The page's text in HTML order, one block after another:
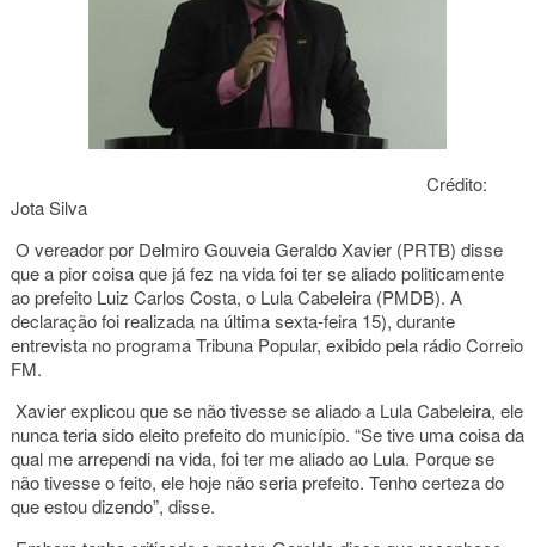
Crédito:
Jota Silva
O vereador por Delmiro Gouveia Geraldo Xavier (PRTB) disse
que a pior coisa que já fez na vida foi ter se aliado politicamente
ao prefeito Luiz Carlos Costa, o Lula Cabeleira (PMDB). A
declaração foi realizada na última sexta-feira 15), durante
entrevista no programa Tribuna Popular, exibido pela rádio Correio
FM.
Xavier explicou que se não tivesse se aliado a Lula Cabeleira, ele
nunca teria sido eleito prefeito do município. “Se tive uma coisa da
qual me arrependi na vida, foi ter me aliado ao Lula. Porque se
não tivesse o feito, ele hoje não seria prefeito. Tenho certeza do
que estou dizendo”, disse.